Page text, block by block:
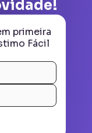
primeira
Fácil